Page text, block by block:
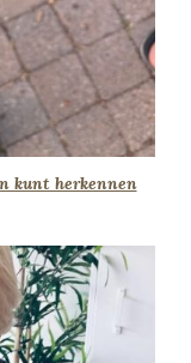
kunt herkennen